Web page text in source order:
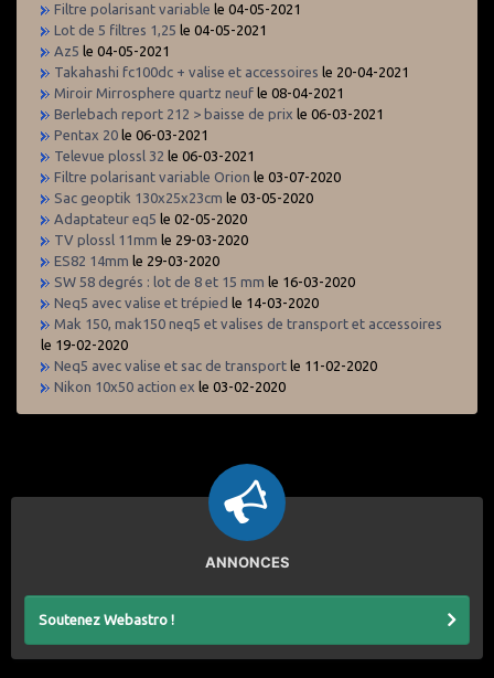
Filtre polarisant variable le 04-05-2021
Lot de 5 filtres 1,25 le 04-05-2021
Az5 le 04-05-2021
Takahashi fc100dc + valise et accessoires le 20-04-2021
Miroir Mirrosphere quartz neuf le 08-04-2021
Berlebach report 212 > baisse de prix le 06-03-2021
Pentax 20 le 06-03-2021
Televue plossl 32 le 06-03-2021
Filtre polarisant variable Orion le 03-07-2020
Sac geoptik 130x25x23cm le 03-05-2020
Adaptateur eq5 le 02-05-2020
TV plossl 11mm le 29-03-2020
ES82 14mm le 29-03-2020
SW 58 degrés : lot de 8 et 15 mm le 16-03-2020
Neq5 avec valise et trépied le 14-03-2020
Mak 150, mak150 neq5 et valises de transport et accessoires
le 19-02-2020
Neq5 avec valise et sac de transport le 11-02-2020
Nikon 10x50 action ex le 03-02-2020
ANNONCES
Soutenez Webastro !